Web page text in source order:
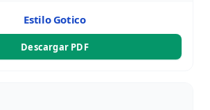
Estilo Gotico
Descargar PDF